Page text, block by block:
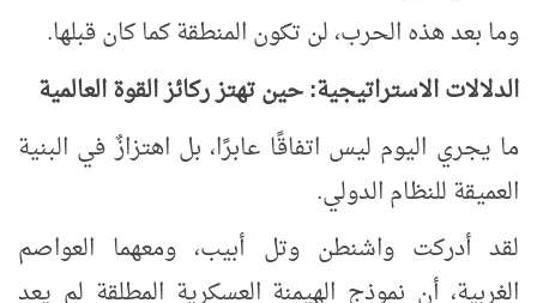
وما بعد هذه الحرب، لن تكون المنطقة كما كان قبلها.
الدلالات الاستراتيجية: حين تهتز ركائز القوة العالمية
ما يجري اليوم ليس اتفاقًا عابرًا، بل اهتزازٌ في البنية
العميقة للنظام الدولي.
لقد أدركت واشنطن وتل أبيب، ومعهما العواصم
الغربية، أن نموذج الهيمنة العسكرية المطلقة لم يعد